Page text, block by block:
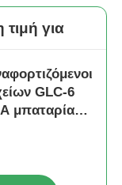
για
GLC-6
μπαταρία